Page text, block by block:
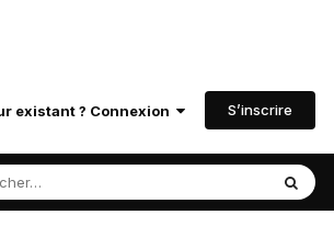
existant ? Connexion S’inscrire